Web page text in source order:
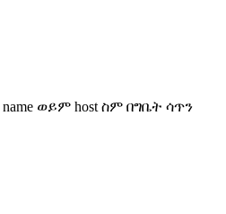
ወይም host ስም በግቤት ሳጥን